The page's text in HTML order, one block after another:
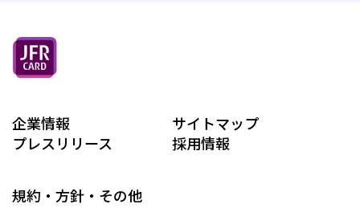
付帯保険・特典優待など
お客様サポート
ローン
セミナー
企業情報
サイトマップ
プレスリリース
採用情報
規約・方針・その他